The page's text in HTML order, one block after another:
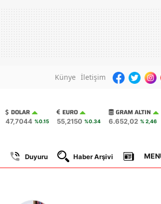
Künye İletişim
DOLAR
47,7044 %0.15
EURO
55,2150 %0.34
GRAM ALTIN
6.652,02 % 2,46
Duyuru Haber Arşivi